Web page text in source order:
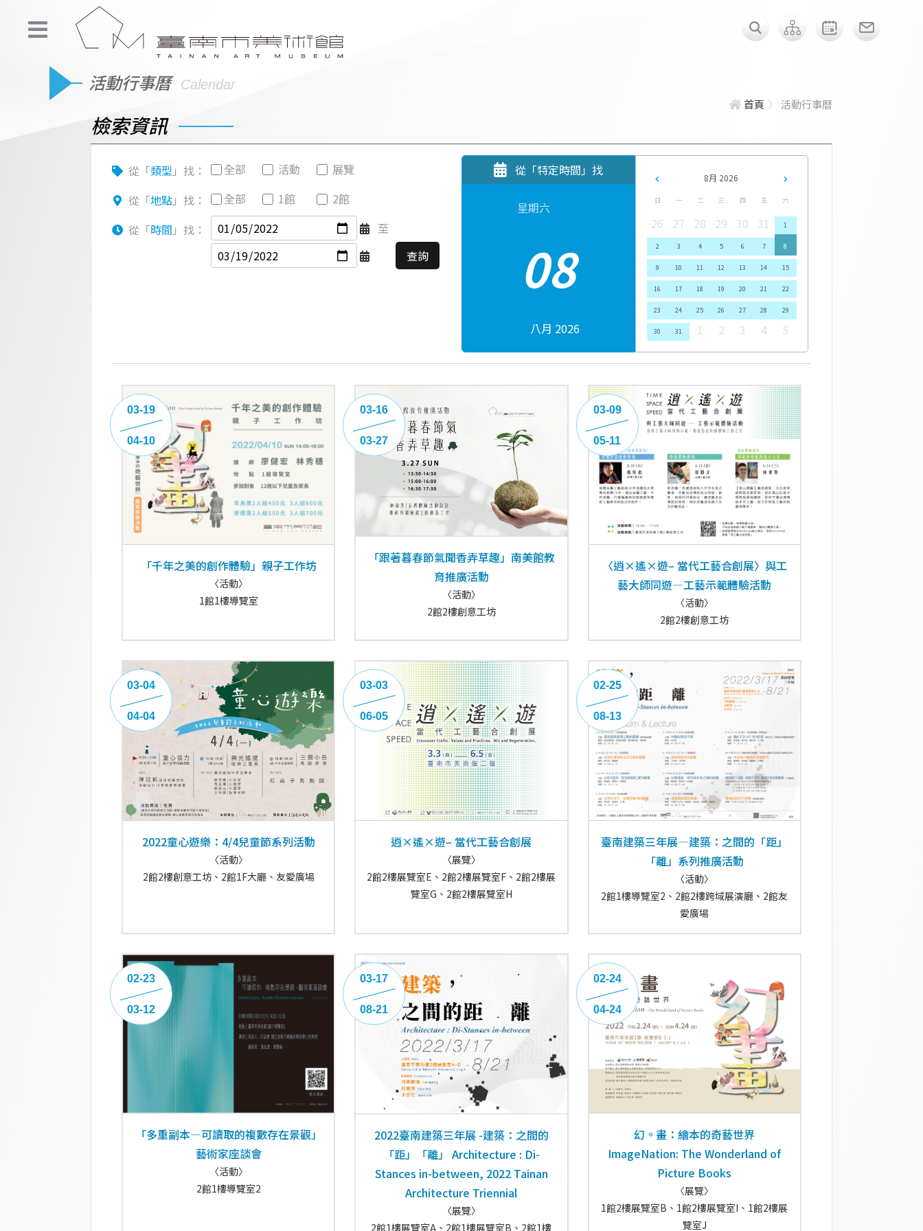
活動行事曆 Calendar
首頁 活動行事曆
檢索資訊
從「類型」找： 全部 活動
展覽
從「地點」找： 全部 1館
2館
從「時間 」找：
至
查詢
從「特定時間」找
星期六
08
八月 2026
8月 2026
日 一 二 三 四 五 六
26 27 28 29 30 31 1
2 3 4 5 6 7 8
9 10 11 12 13 14 15
16 17 18 19 20 21 22
23 24 25 26 27 28 29
30 31 1 2 3 4 5
「千年之美的創作體驗」親子工作坊
〈活動〉
1館1樓導覽室
03-19
04-10
「跟著暮春節氣聞香弄草趣」南美館教
育推廣活動
〈活動〉
2館2樓創意工坊
03-16
03-27
〈逍×遙×遊– 當代工藝合創展〉與工
藝大師同遊—工藝示範體驗活動
〈活動〉
2館2樓創意工坊
03-09
05-11
2022童心遊樂：4/4兒童節系列活動
〈活動〉
2館2樓創意工坊、2館1F大廳、友愛廣場
03-04
04-04
逍×遙×遊– 當代工藝合創展
〈展覽〉
2館2樓展覽室E、2館2樓展覽室F、2館2樓展
覽室G、2館2樓展覽室H
03-03
06-05
臺南建築三年展—建築：之間的「距」
「離」系列推廣活動
〈活動〉
2館1樓導覽室2、2館2樓跨域展演廳、2館友
愛廣場
02-25
08-13
「多重副本―可讀取的複數存在景觀」
藝術家座談會
〈活動〉
2館1樓導覽室2
02-23
03-12
2022臺南建築三年展 -建築：之間的
「距」「離」 Architecture : Di-
Stances in-between, 2022 Tainan
Architecture Triennial
〈展覽〉
2館1樓展覽室A、2館1樓展覽室B、2館1樓
03-17
08-21
幻。畫：繪本的奇藝世界
ImageNation: The Wonderland of
Picture Books
〈展覽〉
1館2樓展覽室B、1館2樓展覽室I、1館2樓展
覽室J
02-24
04-24